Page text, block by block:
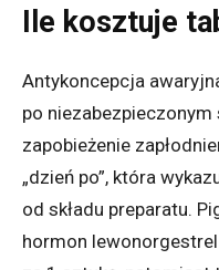
Ile kosztuje
Antykoncepcja
po niezabezpieczonym
zapobieżenie
„dzień po”, która
od składu preparatu.
hormon